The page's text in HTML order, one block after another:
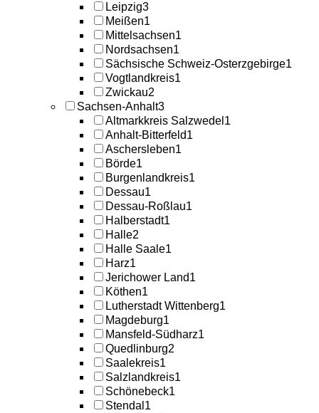
Leipzig3
Meißen1
Mittelsachsen1
Nordsachsen1
Sächsische Schweiz-Osterzgebirge1
Vogtlandkreis1
Zwickau2
Sachsen-Anhalt3
Altmarkkreis Salzwedel 1
Anhalt-Bitterfeld1
Aschersleben1
Börde1
Burgenlandkreis1
Dessau1
Dessau-Roßlau1
Halberstadt1
Halle2
Halle Saale1
Harz1
Jerichower Land1
Köthen1
Lutherstadt Wittenberg1
Magdeburg1
Mansfeld-Südharz1
Quedlinburg2
Saalekreis1
Salzlandkreis1
Schönebeck1
Stendal 1